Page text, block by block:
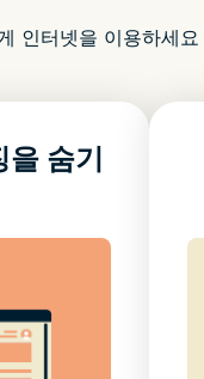
인터넷을 이용하세요
숨기